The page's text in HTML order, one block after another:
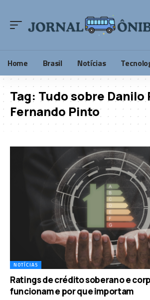
Home Brasil Notícias
Tag: Tudo sobre Danilo
Fernando Pinto
NOTÍCIAS
Ratings de crédito soberano e
funcionam e por que importam